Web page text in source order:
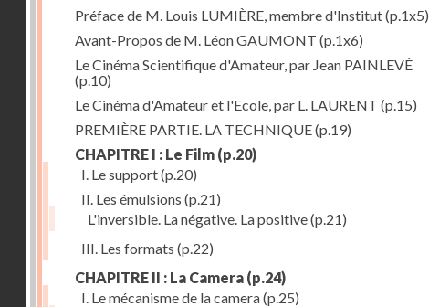
Préface de M. Louis LUMIÈRE, membre d'Institut(p.1x5)
Avant-Propos de M. Léon GAUMONT (p.1x6)
Le Cinéma Scientifique d'Amateur, par Jean PAINLEVÉ
(p.10)
Le Cinéma d'Amateur et l'Ecole, par L. LAURENT (p.15)
PREMIÈRE PARTIE. LA TECHNIQUE(p.19)
CHAPITRE I : Le Film (p.20)
I. Le support(p.20)
II. Les émulsions (p.21)
L'inversible. La négative. La positive(p.21)
III. Les formats (p.22)
CHAPITRE II : La Camera (p.24)
I. Le mécanisme de la camera(p.25)